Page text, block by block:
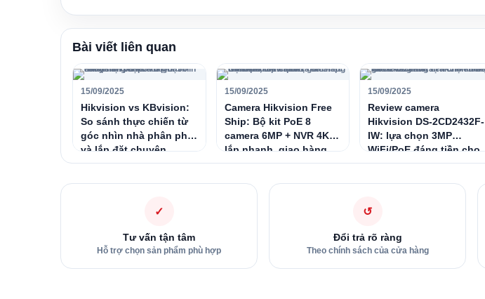
Bài viết liên quan
15/09/2025
Hikvision vs KBvision:
So sánh thực chiến từ
góc nhìn nhà phân phối
và lắp đặt chuyên
nghiệp
15/09/2025
Camera Hikvision Free
Ship: Bộ kit PoE 8
camera 6MP + NVR 4K,
lắp nhanh, giao hàng
miễn phí toàn quốc
15/09/2025
Review camera
Hikvision DS-2CD2432F-
IW: lựa chọn 3MP
WiFi/PoE đáng tiền cho
không gian trong nhà
✓
Tư vấn tận tâm
Hỗ trợ chọn sản phẩm phù hợp
↺
Đổi trả rõ ràng
Theo chính sách của cửa hàng